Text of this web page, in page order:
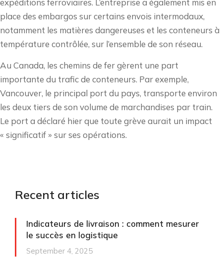
place des embargos sur certains envois intermodaux,
notamment les matières dangereuses et les conteneurs à
température contrôlée, sur l’ensemble de son réseau.
Au Canada, les chemins de fer gèrent une part
importante du trafic de conteneurs. Par exemple,
Vancouver, le principal port du pays, transporte environ
les deux tiers de son volume de marchandises par train.
Le port a déclaré hier que toute grève aurait un impact
« significatif » sur ses opérations.
Recent articles
Indicateurs de livraison : comment mesurer
le succès en logistique
September 4, 2025